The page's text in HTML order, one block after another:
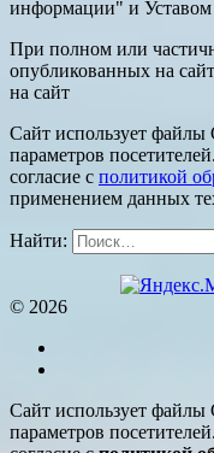
информации" и Уставом
При полном или
опубликованных на
на сайт
Сайт использует файлы
параметров
согласие с политикой
применением данных
Найти:
© 2026
Сайт использует файлы
параметров